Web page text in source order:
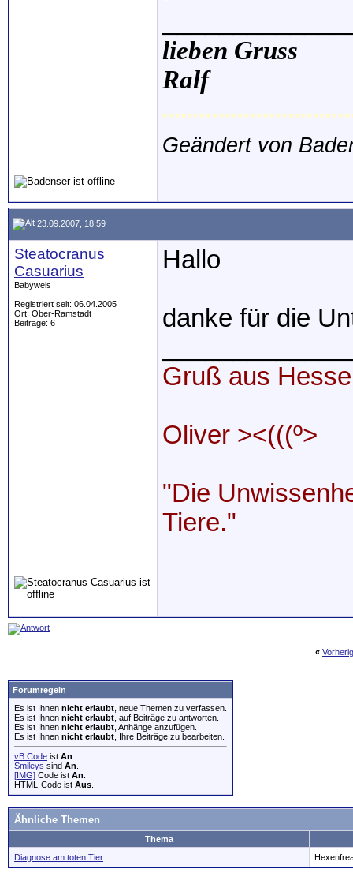
lieben Gruss
Ralf
Geändert von
23.09.2007, 18:59
Steatocranus
Casuarius
Babywels
Registriert seit: 06.04.2005
Ort: Ober-Ramstadt
Beiträge: 6
Hallo
danke für die
Gruß aus
Oliver ><(((º>
"Die
Tiere."
«
Forumregeln
Es ist Ihnen nicht erlaubt , neue Themen zu verfassen.
Es ist Ihnen nicht erlaubt , auf Beiträge zu antworten.
Es ist Ihnen nicht erlaubt , Anhänge anzufügen.
Es ist Ihnen nicht erlaubt , Ihre Beiträge zu bearbeiten.
vB Code ist An
Smileys sind An
[IMG] Code ist An
HTML-Code ist Aus
Ähnliche Themen
Thema
Diagnose am toten Tier